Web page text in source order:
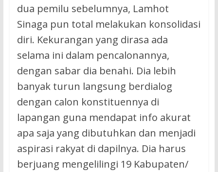
dua pemilu sebelumnya, Lamhot
Sinaga pun total melakukan konsolidasi
diri. Kekurangan yang dirasa ada
selama ini dalam pencalonannya,
dengan sabar dia benahi. Dia lebih
banyak turun langsung berdialog
dengan calon konstituennya di
lapangan guna mendapat info akurat
apa saja yang dibutuhkan dan menjadi
aspirasi rakyat di dapilnya. Dia harus
berjuang mengelilingi 19 Kabupaten/